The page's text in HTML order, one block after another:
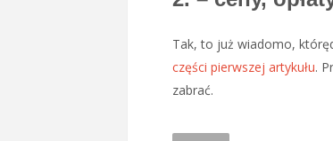
Tak, to już wiadomo,
części pierwszej artykułu.
zabrać.